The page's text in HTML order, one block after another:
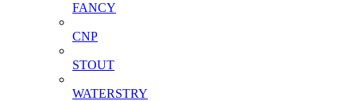
FANCY
CNP
STOUT
WATERSTRY